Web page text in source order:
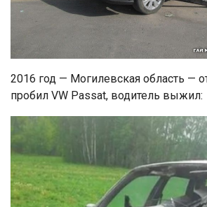
2016 год — Могилевская область —
пробил VW Passat, водитель выжил: